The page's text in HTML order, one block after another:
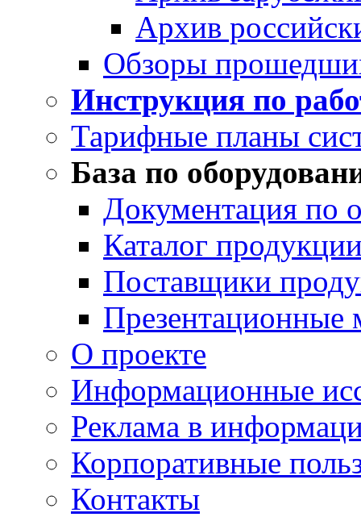
Архив
Обзоры
Инструкция по
Тарифные планы
База по
Документация по
Каталог
Поставщики
Презентационные
О проекте
Информационные
Реклама в
Корпоративные
Контакты